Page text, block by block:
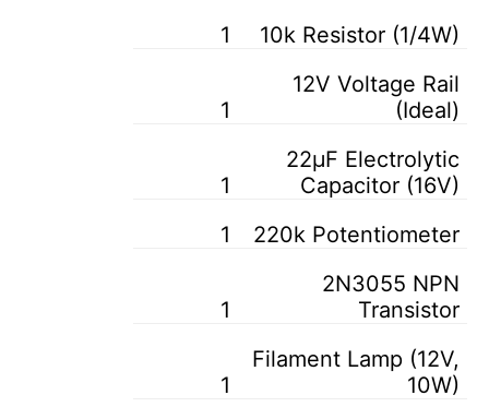
10k Resistor (1/4W)
1
12V Voltage Rail
(Ideal)
1
22µF Electrolytic
Capacitor (16V)
1
220k Potentiometer
1
2N3055 NPN
Transistor
1
Filament Lamp (12V,
10W)
1